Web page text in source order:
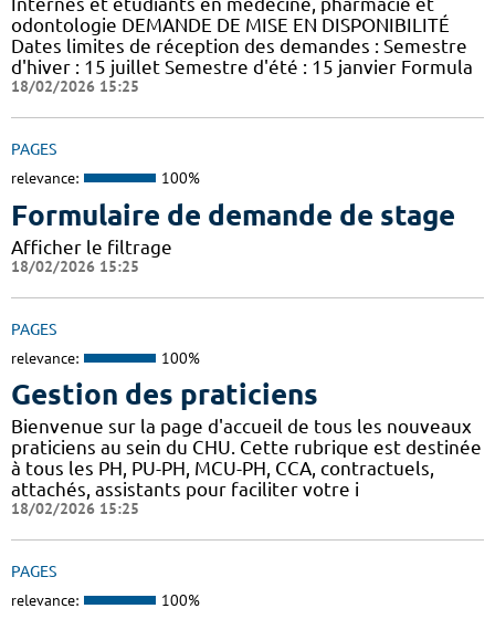
odontologie DEMANDE DE MISE EN DISPONIBILITÉ
Dates limites de réception des demandes : Semestre
d'hiver : 15 juillet Semestre d'été : 15 janvier Formula
18/02/2026 15:25
PAGES
relevance: 100%
Formulaire de demande de stage
Afficher le filtrage
18/02/2026 15:25
PAGES
relevance: 100%
Gestion des praticiens
Bienvenue sur la page d'accueil de tous les nouveaux
praticiens au sein du CHU. Cette rubrique est destinée
à tous les PH, PU-PH, MCU-PH, CCA, contractuels,
attachés, assistants pour faciliter votre i
18/02/2026 15:25
PAGES
relevance: 100%